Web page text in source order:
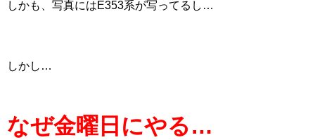
しかも、写真にはE353系が写ってるし…
しかし…
なぜ金曜日にやる…